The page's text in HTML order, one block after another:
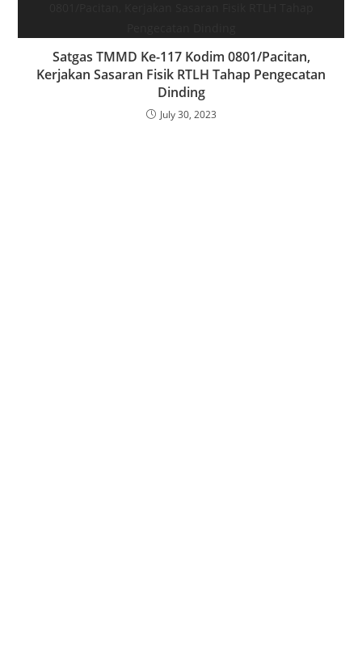
Satgas TMMD Ke-117 Kodim 0801/Pacitan,
Kerjakan Sasaran Fisik RTLH Tahap Pengecatan
Dinding
July 30, 2023